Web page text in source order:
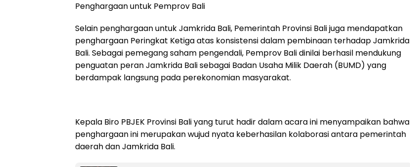
Penghargaan untuk Pemprov Bali
Selain penghargaan untuk Jamkrida Bali, Pemerintah Provinsi Bali juga mendapatkan
penghargaan Peringkat Ketiga atas konsistensi dalam pembinaan terhadap Jamkrida
Bali. Sebagai pemegang saham pengendali, Pemprov Bali dinilai berhasil mendukung
penguatan peran Jamkrida Bali sebagai Badan Usaha Milik Daerah (BUMD) yang
berdampak langsung pada perekonomian masyarakat.
Kepala Biro PBJEK Provinsi Bali yang turut hadir dalam acara ini menyampaikan bahwa
penghargaan ini merupakan wujud nyata keberhasilan kolaborasi antara pemerintah
daerah dan Jamkrida Bali.